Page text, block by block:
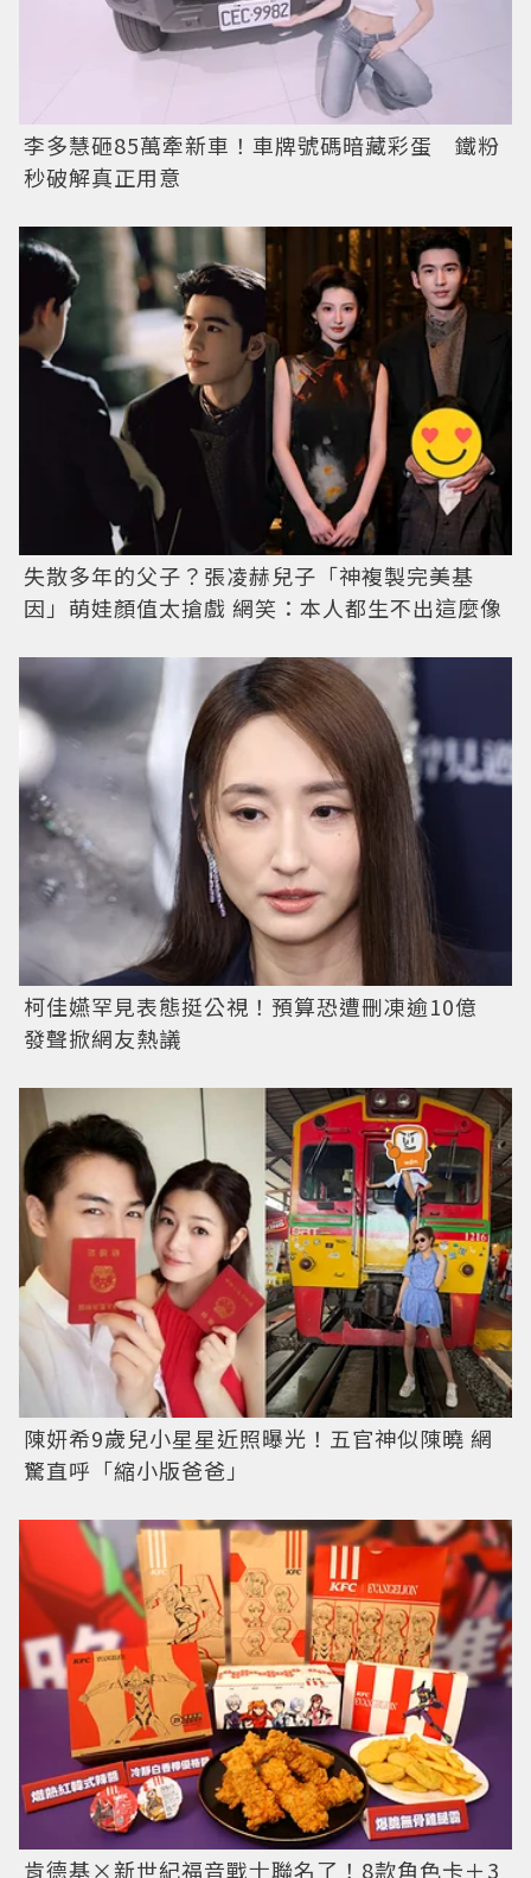
李多慧砸85萬牽新車！車牌號碼暗藏彩蛋 鐵粉
秒破解真正用意
失散多年的父子？張凌赫兒子「神複製完美基
因」萌娃顏值太搶戲 網笑：本人都生不出這麼像
柯佳嬿罕見表態挺公視！預算恐遭刪凍逾10億
發聲掀網友熱議
陳妍希9歲兒小星星近照曝光！五官神似陳曉 網
驚直呼「縮小版爸爸」
肯德基×新世紀福音戰士聯名了！8款角色卡＋3